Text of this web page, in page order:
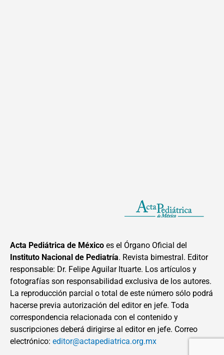
Acta Pediátrica de México es el Órgano Oficial del
Instituto Nacional de Pediatría. Revista bimestral. Editor
responsable: Dr. Felipe Aguilar Ituarte. Los artículos y
fotografías son responsabilidad exclusiva de los autores.
La reproducción parcial o total de este número sólo podrá
hacerse previa autorización del editor en jefe. Toda
correspondencia relacionada con el contenido y
suscripciones deberá dirigirse al editor en jefe. Correo
electrónico: editor@actapediatrica.org.mx